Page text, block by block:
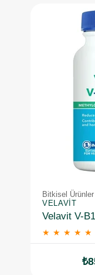
Bitkisel Ürünler
VELAVIT
★ ★ ★ ★ ★